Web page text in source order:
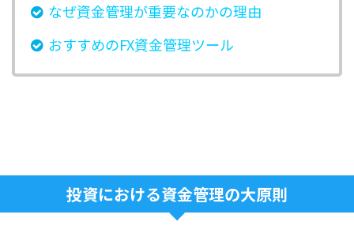
なぜ資金管理が重要なのかの理由
おすすめのFX資金管理ツール
投資における資金管理の大原則